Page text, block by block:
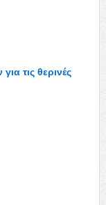
τις θερινές